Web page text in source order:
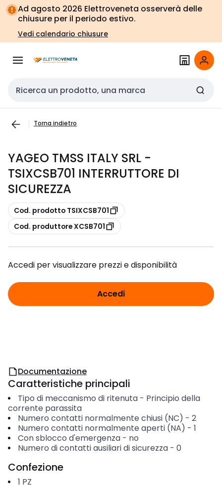
Vai alla
navigazione
Vai
alla
pagina
Ad agosto 2026 Elettroveneta osserverà delle
chiusure per il periodo estivo.
Vedi calendario chiusure
Cerca input
Torna indietro
YAGEO TMSS ITALY SRL -
TSIXCSB701 INTERRUTTORE DI
SICUREZZA
copia
Cod. prodotto TSIXCSB701
copia
Cod. produttore XCSB701
Accedi per visualizzare prezzi e disponibilità
Accedi
Documentazione
Caratteristiche principali
Tipo di meccanismo di ritenuta- Principio della
corrente parassita
Numero contatti normalmente chiusi (NC) - 2
Numero contatti normalmente aperti (NA) - 1
Con sblocco d'emergenza- no
Numero di contatti ausiliari di sicurezza- 0
Confezione
1 PZ